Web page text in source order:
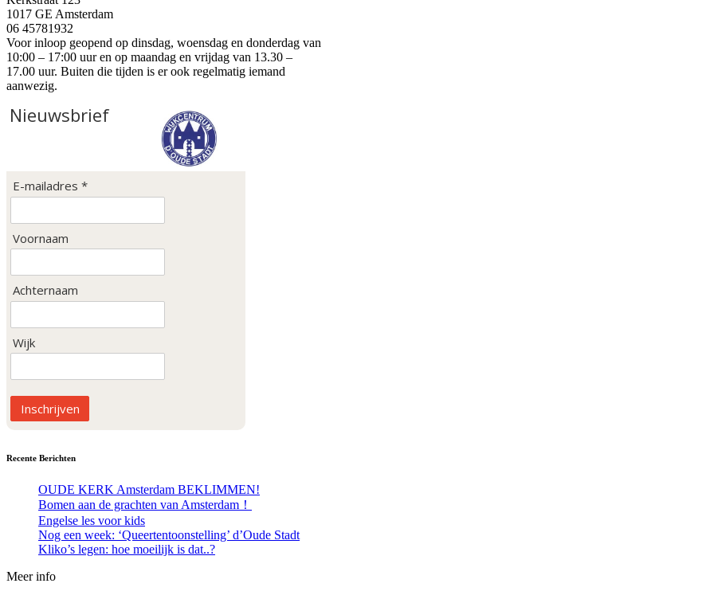
1017 GE Amsterdam
06 45781932
Voor inloop geopend op dinsdag, woensdag en donderdag van
10:00 – 17:00 uur en op maandag en vrijdag van 13.30 –
17.00 uur. Buiten die tijden is er ook regelmatig iemand
aanwezig.
Nieuwsbrief
E-mailadres *
Voornaam
Achternaam
Wijk
Inschrijven
Recente Berichten
OUDE KERK Amsterdam BEKLIMMEN!
Bomen aan de grachten van Amsterdam！
Engelse les voor kids
Nog een week: ‘Queertentoonstelling’ d’Oude Stadt
Kliko’s legen: hoe moeilijk is dat..?
Meer info